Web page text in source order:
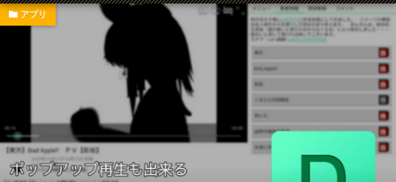
アプリ